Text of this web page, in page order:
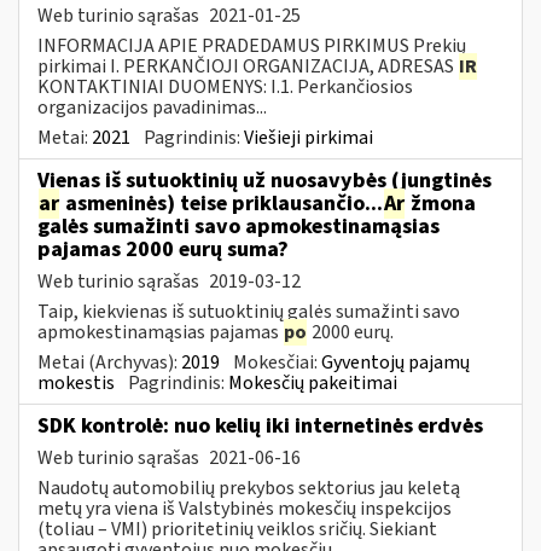
Web turinio sąrašas 2021-01-25
INFORMACIJA APIE PRADEDAMUS PIRKIMUS Prekių
pirkimai I. PERKANČIOJI ORGANIZACIJA, ADRESAS IR
KONTAKTINIAI DUOMENYS: I.1. Perkančiosios
organizacijos pavadinimas...
Metai: 2021 Pagrindinis:Viešieji pirkimai
Vienas iš sutuoktinių už nuosavybės (jungtinės
ar asmeninės) teise priklausančio...Ar žmona
galės sumažinti savo apmokestinamąsias
pajamas 2000 eurų suma?
Web turinio sąrašas 2019-03-12
Taip, kiekvienas iš sutuoktinių galės sumažinti savo
apmokestinamąsias pajamas po 2000 eurų.
Metai (Archyvas): 2019 Mokesčiai:Gyventojų pajamų
mokestis Pagrindinis: Mokesčių pakeitimai
SDK kontrolė: nuo kelių iki internetinės erdvės
Web turinio sąrašas 2021-06-16
Naudotų automobilių prekybos sektorius jau keletą
metų yra viena iš Valstybinės mokesčių inspekcijos
(toliau – VMI) prioritetinių veiklos sričių. Siekiant